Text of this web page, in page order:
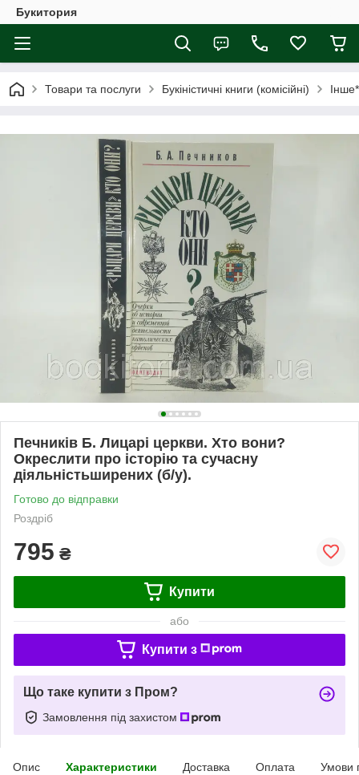
Букитория
Товари та послуги Букіністичні книги (комісійні) Інше*
Печників Б. Лицарі церкви. Хто вони?
Окреслити про історію та сучасну
діяльністьширених (б/у).
Готово до відправки
Роздріб
795 ₴
Купити
або
Купити з
Що таке купити з Пром?
Замовлення під захистом
Опис Характеристики Доставка Оплата Умови